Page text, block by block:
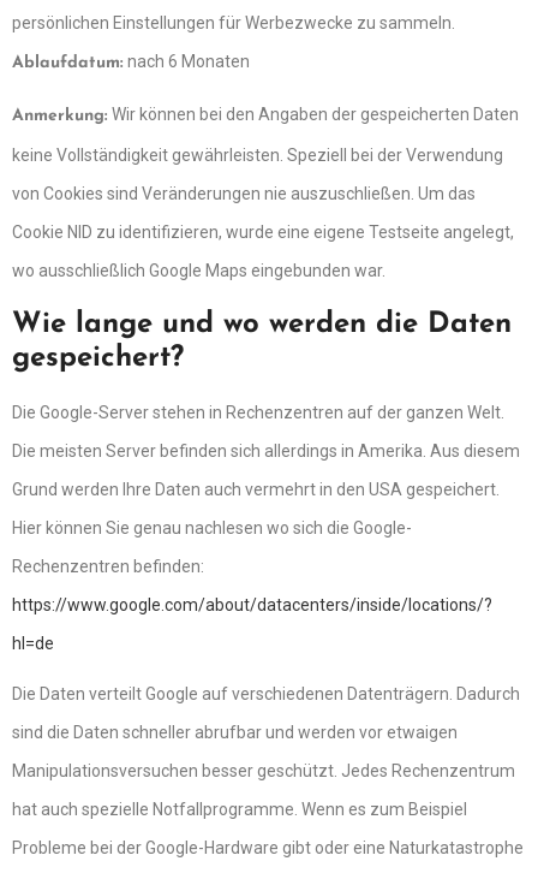
persönlichen Einstellungen für Werbezwecke zu sammeln.
Ablaufdatum: nach 6 Monaten
Anmerkung: Wir können bei den Angaben der gespeicherten Daten
keine Vollständigkeit gewährleisten. Speziell bei der Verwendung
von Cookies sind Veränderungen nie auszuschließen. Um das
Cookie NID zu identifizieren, wurde eine eigene Testseite angelegt,
wo ausschließlich Google Maps eingebunden war.
Wie lange und wo werden die Daten
gespeichert?
Die Google-Server stehen in Rechenzentren auf der ganzen Welt.
Die meisten Server befinden sich allerdings in Amerika. Aus diesem
Grund werden Ihre Daten auch vermehrt in den USA gespeichert.
Hier können Sie genau nachlesen wo sich die Google-
Rechenzentren befinden:
https://www.google.com/about/datacenters/inside/locations/?
hl=de
Die Daten verteilt Google auf verschiedenen Datenträgern. Dadurch
sind die Daten schneller abrufbar und werden vor etwaigen
Manipulationsversuchen besser geschützt. Jedes Rechenzentrum
hat auch spezielle Notfallprogramme. Wenn es zum Beispiel
Probleme bei der Google-Hardware gibt oder eine Naturkatastrophe